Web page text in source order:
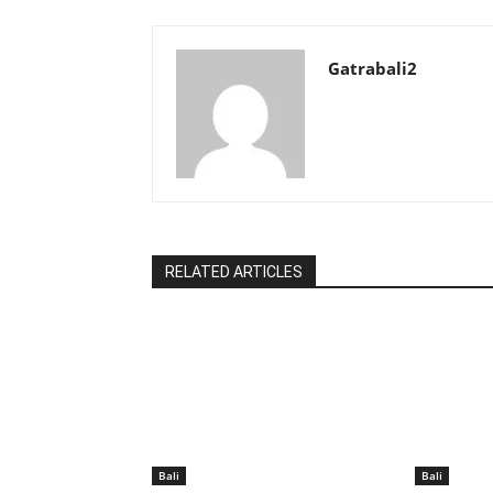
Gatrabali2
RELATED ARTICLES
Bali Bali